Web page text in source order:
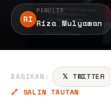
RI
PENULIS
Riza Mulyawan
BAGIKAN: 𝕏 TWITTER
🔗 SALIN TAUTAN